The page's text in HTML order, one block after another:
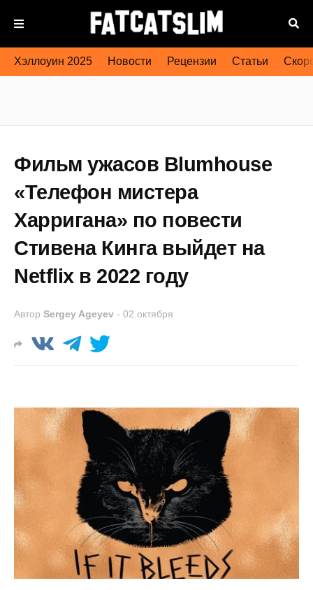
Хэллоуин 2025 Новости Рецензии Статьи
Фильм ужасов Blumhouse
«Телефон мистера
Харригана» по повести
Стивена Кинга выйдет на
Netflix в 2022 году
Автор Sergey Ageyev - 02 октября